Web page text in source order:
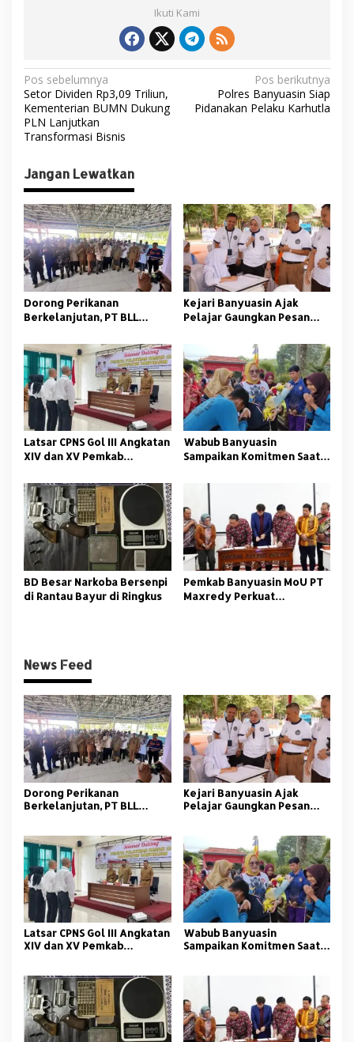
Ikuti Kami
N
a
v
g
a
s
i
p
o
s
Pos sebelumnya
Setor Dividen Rp3,09 Triliun,
Kementerian BUMN Dukung
PLN Lanjutkan
Transformasi Bisnis
Pos berikutnya
Polres Banyuasin Siap
Pidanakan Pelaku Karhutla
Jangan Lewatkan
Dorong Perikanan
Berkelanjutan, PT BLL
dengan Pelatihan Alat
Tangkap
Kejari Banyuasin Ajak
Pelajar Gaungkan Pesan
Latsar CPNS Gol III Angkatan
XIV dan XV Pemkab
Wabub Banyuasin
Sampaikan Komitmen Saat
Nasional
BD Besar Narkoba Bersenpi
di Rantau Bayur di Ringkus
Pemkab Banyuasin MoU PT
Maxredy Perkuat
News Feed
Dorong Perikanan
Berkelanjutan, PT BLL
Tangkap
Kejari Banyuasin Ajak
Pelajar Gaungkan Pesan
Latsar CPNS Gol III Angkatan
XIV dan XV Pemkab
Wabub Banyuasin
Sampaikan Komitmen Saat